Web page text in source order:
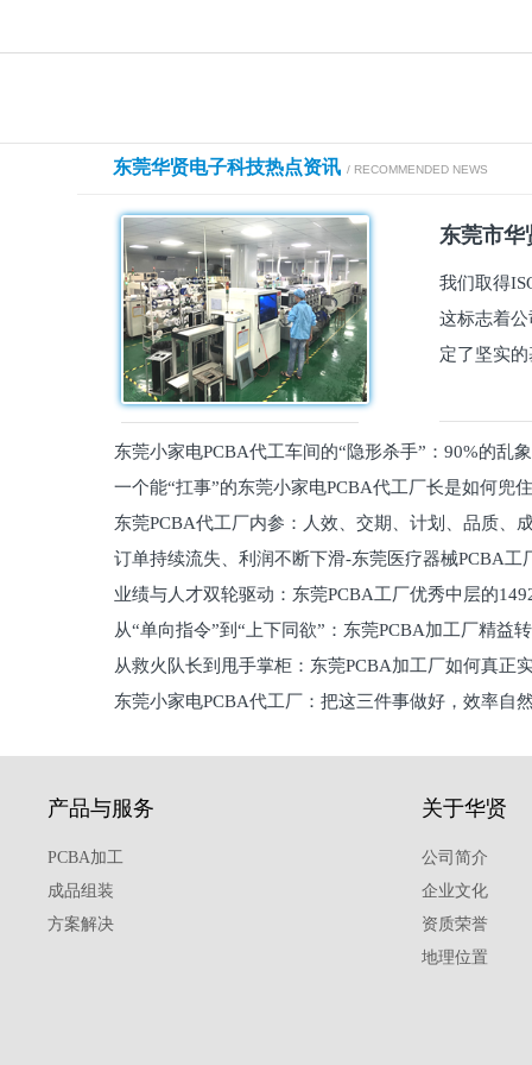
东莞华贤电子科技热点资讯 / RECOMMENDED NEWS
东莞市华
我们取得
这标志着
定了坚实
东莞小家电PCBA代工车间的“隐形杀手”：90%的乱
员工一个能“扛事”的东莞小家电PCBA代工厂长是如何兜
东莞PCBA代工厂内参：人效、交期、计划、品质
维锁客法则
订单持续流失、利润不断下滑-东莞医疗器械PCBA工
理死穴必须堵住
业绩与人才双轮驱动：东莞PCBA工厂优秀中层的
从“单向指令”到“上下同欲”：东莞PCBA加工厂精益
关键从救火队长到甩手掌柜：东莞PCBA加工厂如何真正
东莞小家电PCBA代工厂：把这三件事做好，效率自
产品与服务
PCBA加工
成品组装
方案解决
关于华贤
公司简介
企业文化
资质荣誉
地理位置